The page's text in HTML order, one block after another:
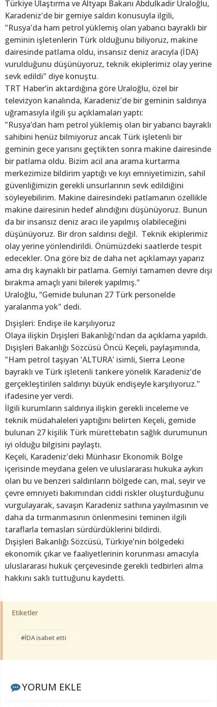
Türkiye Ulaştırma ve Altyapı Bakanı Abdulkadir Uraloğlu,
Karadeniz'de bir gemiye saldırı konusuyla ilgili,
"Rusya'da ham petrol yüklemiş olan yabancı bayraklı bir
geminin işletenlerin Türk olduğunu biliyoruz, makine
dairesinde patlama oldu, insansız deniz aracıyla (İDA)
vurulduğunu düşünüyoruz, teknik ekiplerimiz olay yerine
sevk edildi" diye konuştu.
TRT Haber’in aktardığına göre Uraloğlu, özel bir
televizyon kanalında, Karadeniz'de bir geminin saldırıya
uğramasıyla ilgili şu açıklamaları yaptı:
"Rusya’dan ham petrol yüklemiş olan bir yabancı bayraklı
sahibini henüz bilmiyoruz ancak Türk işletenli bir
geminin gece yarısını geçtikten sonra makine dairesinde
bir patlama oldu. Bizim acil ana arama kurtarma
merkezimize bildirim yaptığı ve kıyı emniyetimizin, sahil
güvenliğimizin gerekli unsurlarının sevk edildiğini
söyleyebilirim. Makine dairesindeki patlamanın özellikle
makine dairesinin hedef alındığını düşünüyoruz. Bunun
da bir insansız deniz aracı ile yapılmış olabileceğini
düşünüyoruz. Bir dron saldırısı değil. Teknik ekiplerimiz
olay yerine yönlendirildi. Önümüzdeki saatlerde tespit
edecekler. Ona göre biz de daha net açıklamayı yaparız
ama dış kaynaklı bir patlama. Gemiyi tamamen devre dışı
bırakma amaçlı yani bilerek yapılmış."
Uraloğlu, “Gemide bulunan 27 Türk personelde
yaralanma yok" dedi.
Dışişleri: Endişe ile karşılıyoruz
Olaya ilişkin Dışişleri Bakanlığı'ndan da açıklama yapıldı.
Dışişleri Bakanlığı Sözcüsü Öncü Keçeli, paylaşımında,
"Ham petrol taşıyan 'ALTURA' isimli, Sierra Leone
bayraklı ve Türk işletenli tankere yönelik Karadeniz'de
gerçekleştirilen saldırıyı büyük endişeyle karşılıyoruz."
ifadesine yer verdi.
İlgili kurumların saldırıya ilişkin gerekli inceleme ve
teknik müdahaleleri yaptığını belirten Keçeli, gemide
bulunan 27 kişilik Türk mürettebatın sağlık durumunun
iyi olduğu bilgisini paylaştı.
Keçeli, Karadeniz'deki Münhasır Ekonomik Bölge
içerisinde meydana gelen ve uluslararası hukuka aykırı
olan bu ve benzeri saldırıların bölgede can, mal, seyir ve
çevre emniyeti bakımından ciddi riskler oluşturduğunu
vurgulayarak, savaşın Karadeniz sathına yayılmasının ve
daha da tırmanmasının önlenmesini teminen ilgili
taraflarla temasları sürdürdüklerini bildirdi.
Dışişleri Bakanlığı Sözcüsü, Türkiye'nin bölgedeki
ekonomik çıkar ve faaliyetlerinin korunması amacıyla
uluslararası hukuk çerçevesinde gerekli tedbirleri alma
hakkını saklı tuttuğunu kaydetti.
Etiketler
#İDA isabet etti
YORUM EKLE